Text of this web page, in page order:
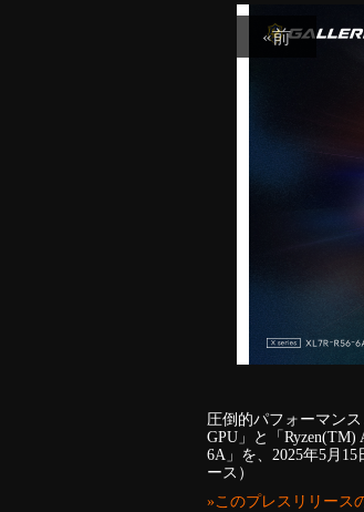
«前
圧倒的パフォーマン
GPU」と「
6A」を、2025年5月
ース）
»このプレスリリース